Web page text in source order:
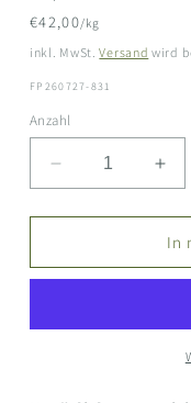
Preis
€42,00/kg
inkl. MwSt.Versand wird
SKU:
FP260727-831
Anzahl
Verringere
die
Menge
Rooibos
-
die
für
-
In